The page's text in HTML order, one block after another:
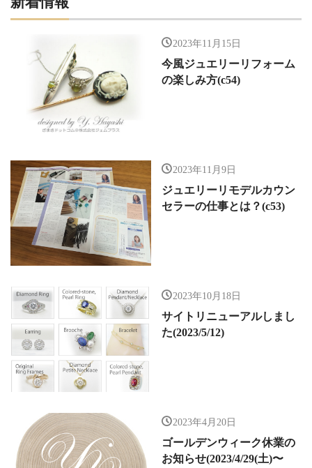
2023年11月15日
今風ジュエリーリフォーム
の楽しみ方(c54)
2023年11月9日
ジュエリーリモデルカウン
セラーの仕事とは？(c53)
2023年10月18日
サイトリニューアルしまし
た(2023/5/12)
2023年4月20日
ゴールデンウィーク休業の
お知らせ(2023/4/29(土)〜